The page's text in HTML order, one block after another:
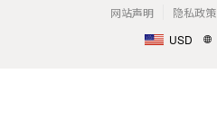
网站声明
隐私政策
USD